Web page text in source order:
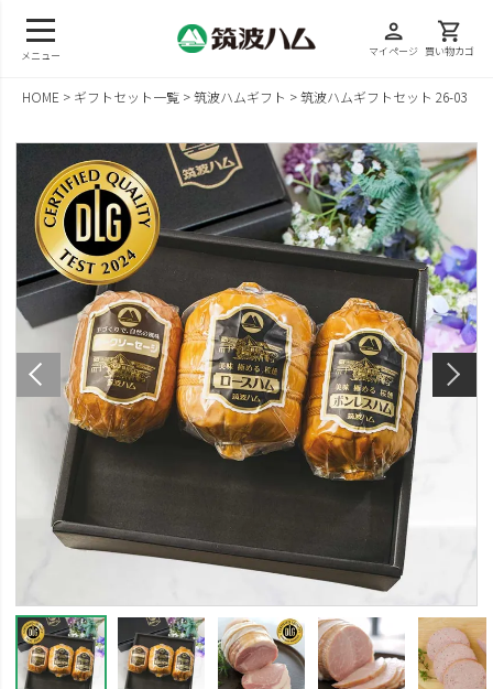
メニュー
person
マイページ
shopping_cart
買い物カゴ
HOME ギフトセット一覧 筑波ハムギフト 筑波ハムギフトセット 26-03